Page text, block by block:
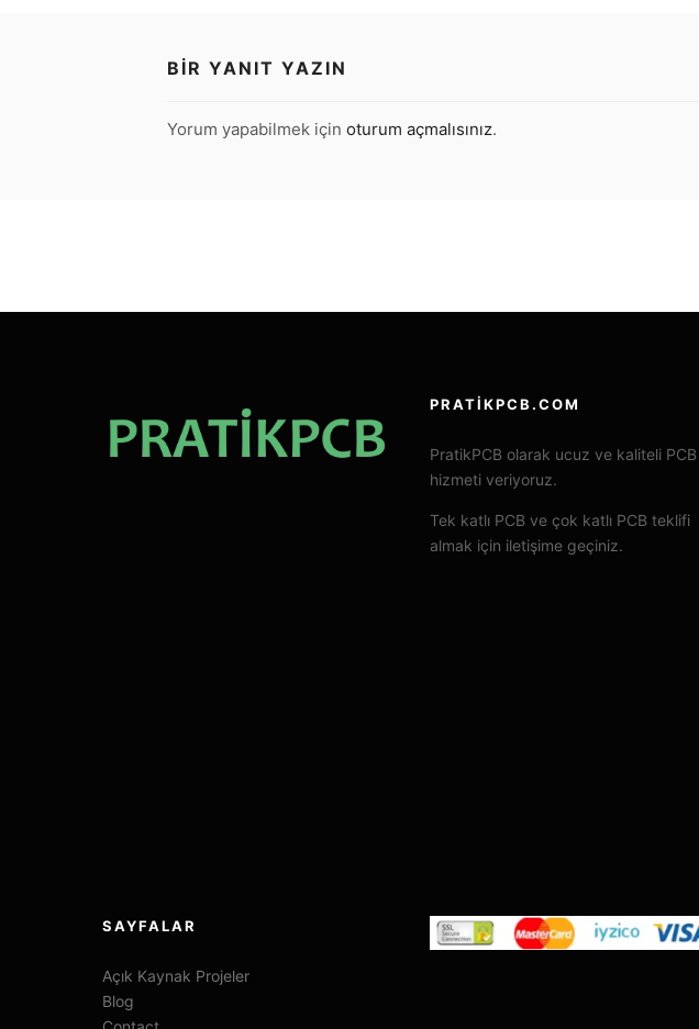
BIR YANIT YAZIN
Yorum yapabilmek için oturum açmalısınız.
PRATIKPCB.COM
PratikPCB olarak ucuz ve kaliteli PCB
hizmeti veriyoruz.
Tek katlı PCB ve çok katlı PCB teklifi
almak için iletişime geçiniz.
SAYFALAR
Açık Kaynak Projeler
Blog